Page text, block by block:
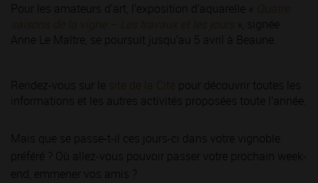
Mais que se passe-t-il ces jours-ci dans votre vignoble
préféré ? Où allez-vous pouvoir passer votre prochain week-
end, emmener vos amis ?
Pour les amateurs d'art, l’exposition d’aquarelle « Quatre
saisons de la vigne – Les travaux et les jours
», signée
Anne Le Maître, se poursuit jusqu’au 5 avril à Beaune.
Rendez-vous sur le site de la Cité pour découvrir toutes les
informations et les autres activités proposées toute l’année.